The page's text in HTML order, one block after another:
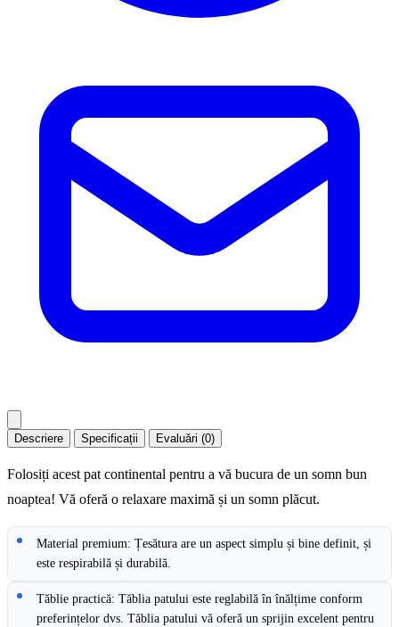
Descriere Specificații Evaluări (0)
Folosiți acest pat continental pentru a vă bucura de un somn bun
noaptea! Vă oferă o relaxare maximă și un somn plăcut.
Material premium: Țesătura are un aspect simplu și bine definit, și
este respirabilă și durabilă.
Tăblie practică: Tăblia patului este reglabilă în înălțime conform
preferințelor dvs. Tăblia patului vă oferă un sprijin excelent pentru